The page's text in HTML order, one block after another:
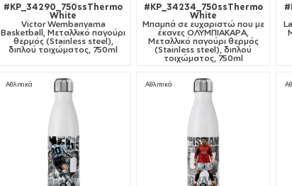
#KP_34290_750ssThermo
White
Victor Wembanyama
Basketball, Μεταλλικό παγούρι
θερμός (Stainless steel),
διπλού τοιχώματος, 750ml
#KP_34234_750ssThermo
White
Μπαμπά σε ευχαριστώ που με
έκανες ΟΛΥΜΠΙΑΚΑΡΑ,
Μεταλλικό παγούρι θερμός
(Stainless steel), διπλού
τοιχώματος, 750ml
Αθλητικά Αθλητικά